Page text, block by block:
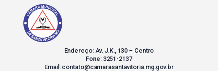
Endereço: Av. J.K., 130 – Centro
Fone: 3251-2137
Email: contato@camarasantavitoria.mg.gov.br